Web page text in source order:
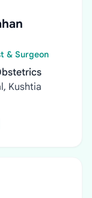
& Surgeon
Kushtia